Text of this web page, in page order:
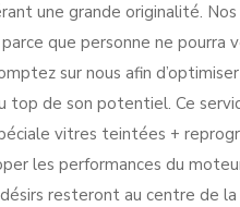
une grande originalité.
que personne ne pourra
sur nous afin
top de son potentiel. Ce
vitres teintées +
les performances du
resteront au centre de